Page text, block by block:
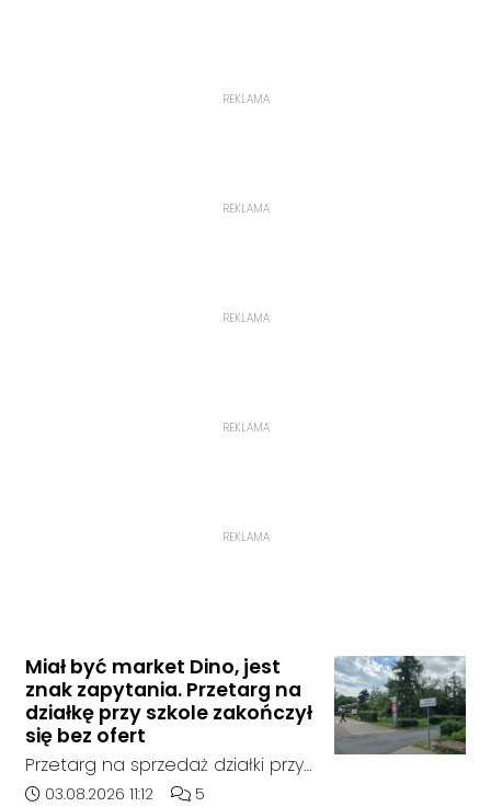
REKLAMA
REKLAMA
REKLAMA
REKLAMA
REKLAMA
Miał być market Dino, jest
znak zapytania. Przetarg na
działkę przy szkole zakończył
się bez ofert
Przetarg na sprzedaż działki przy
Zespole Szkół Technicznych i
Data dodania artykułu:
03.08.2026 11:12 Liczba komentarzy artykułu:
5